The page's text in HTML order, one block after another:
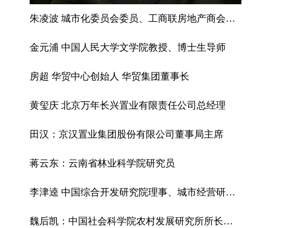
朱凌波 城市化委员会委员、工商联房地产商会商业不动产专业委员会主任兼秘书长
金元浦 中国人民大学文学院教授、博士生导师
房超 华贸中心创始人 华贸集团董事长
黄玺庆 北京万年长兴置业有限责任公司总经理
田汉：京汉置业集团股份有限公司董事局主席
蒋云东：云南省林业科学院研究员
李津逵 中国综合开发研究院理事、城市经营研究中心主任研究员
魏后凯：中国社会科学院农村发展研究所所长、研究员、经济学博士。